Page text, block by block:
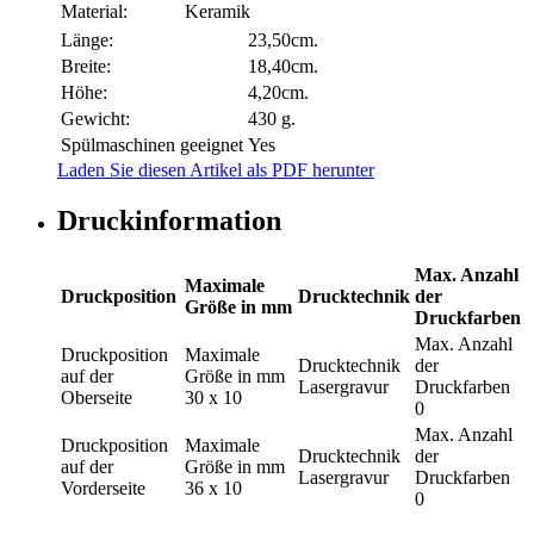
Material:
Keramik
Länge:
23,50cm.
Breite:
18,40cm.
Höhe:
4,20cm.
Gewicht:
430 g.
Spülmaschinen geeignet Yes
Laden Sie diesen Artikel als PDF herunter
Druckinformation
Druckposition
Maximale
Größe in mm
Drucktechnik
Max. Anzahl
der
Druckfarben
Druckposition
auf der
Oberseite
Maximale
Größe in mm
30 x 10
Drucktechnik
Lasergravur
Max. Anzahl
der
Druckfarben
0
Druckposition
auf der
Vorderseite
Maximale
Größe in mm
36 x 10
Drucktechnik
Lasergravur
Max. Anzahl
der
Druckfarben
0